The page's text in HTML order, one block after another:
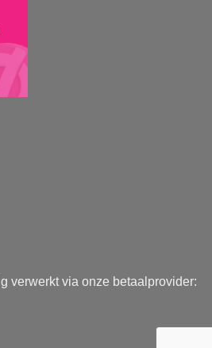
verwerkt via onze betaalprovider: